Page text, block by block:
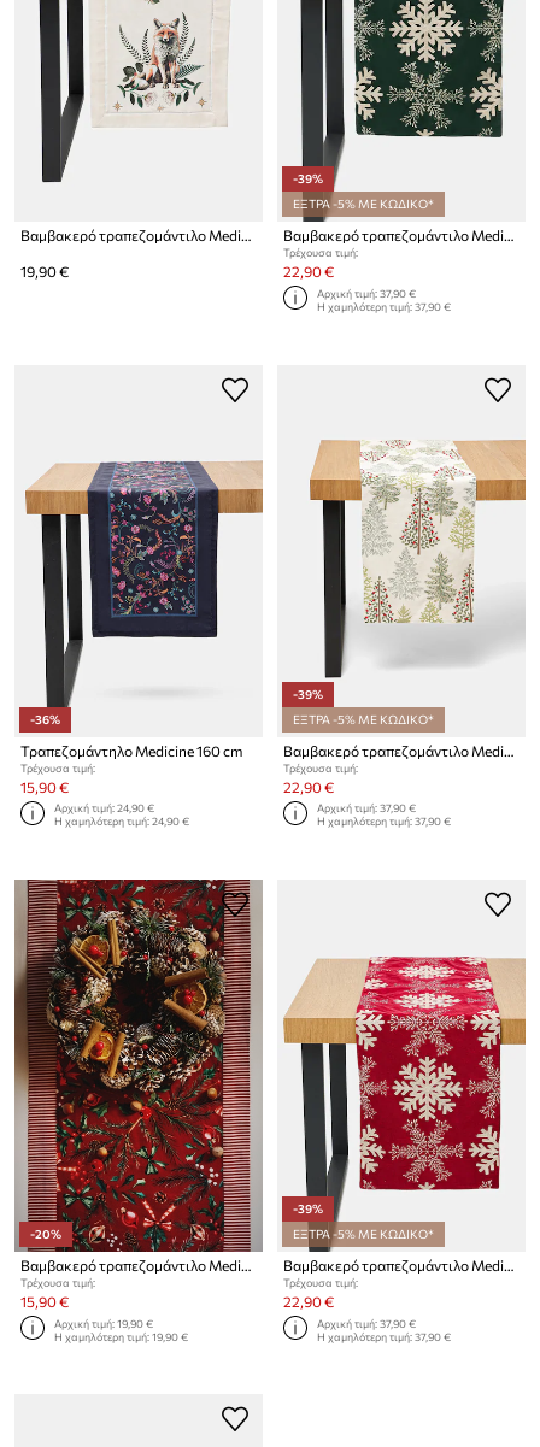
Βαμβακερό τραπεζομάντιλο Medicine 180 cm
19,90 €
-39%
ΕΞΤΡΑ -5% ΜΕ ΚΩΔΙΚΟ*
Βαμβακερό τραπεζομάντιλο Medicine
Τρέχουσα τιμή:
22,90 €
Αρχική τιμή:37,90 €
Η χαμηλότερη τιμή:37,90 €
-36%
Τραπεζομάντηλο Medicine 160 cm
Τρέχουσα τιμή:
15,90 €
Αρχική τιμή:24,90 €
Η χαμηλότερη τιμή:24,90 €
-39%
ΕΞΤΡΑ -5% ΜΕ ΚΩΔΙΚΟ*
Τρέχουσα τιμή:
22,90 €
Αρχική τιμή:37,90 €
Η χαμηλότερη τιμή:37,90 €
-20%
Βαμβακερό τραπεζομάντιλο Medicine
Τρέχουσα τιμή:
15,90 €
Αρχική τιμή:19,90 €
Η χαμηλότερη τιμή:19,90 €
-39%
ΕΞΤΡΑ -5% ΜΕ ΚΩΔΙΚΟ*
Βαμβακερό τραπεζομάντιλο Medicine
Τρέχουσα τιμή:
22,90 €
Αρχική τιμή:37,90 €
Η χαμηλότερη τιμή:37,90 €